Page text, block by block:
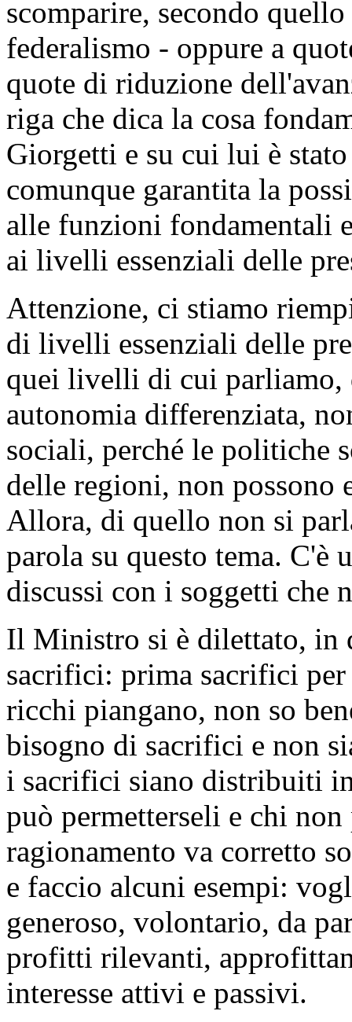
scomparire, secondo
federalismo - oppure a
quote di riduzione
riga che dica la cosa
Giorgetti e su cui lui è
comunque garantita la
alle funzioni fondamentali
ai livelli essenziali delle
Attenzione, ci stiamo
di livelli essenziali delle
quei livelli di cui parliamo,
autonomia differenziata,
sociali, perché le politiche
delle regioni, non possono
Allora, di quello non si
parola su questo tema.
discussi con i soggetti che
Il Ministro si è dilettato, in
sacrifici: prima sacrifici
ricchi piangano, non so
bisogno di sacrifici e non
i sacrifici siano distribuiti
può permetterseli e chi
ragionamento va corretto
e faccio alcuni esempi:
generoso, volontario, da
profitti rilevanti,
interesse attivi e passivi.